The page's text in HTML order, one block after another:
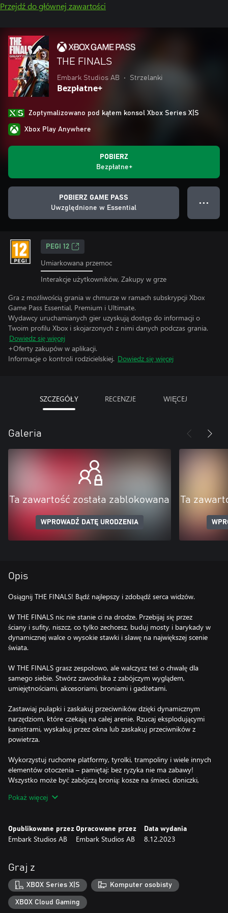
Przejdź do głównej zawartości
THE FINALS
Embark Studios AB • Strzelanki
Bezpłatne+
Zoptymalizowano pod kątem konsol Xbox Series X|S
Xbox Play Anywhere
POBIERZ
Bezpłatne+
POBIERZ GAME PASS
Uwzględnione w Essential
● ● ●
PEGI 12
Umiarkowana przemoc
Interakcje użytkowników, Zakupy w grze
Gra z możliwością grania w chmurze w ramach subskrypcji Xbox
Game Pass Essential, Premium i Ultimate.
Wydawcy uruchamianych gier uzyskują dostęp do informacji o
Twoim profilu Xbox i skojarzonych z nimi danych podczas grania.
Dowiedz się więcej
+Oferty zakupów w aplikacji.
Informacje o kontroli rodzicielskiej. Dowiedz się więcej
SZCZEGÓŁY RECENZJE WIĘCEJ
Galeria
Ta zawartość została zablokowana
WPROWADŹ DATĘ URODZENIA
Ta
Opis
Osiągnij THE FINALS! Bądź najlepszy i zdobądź serca widzów.
W THE FINALS nic nie stanie ci na drodze. Przebijaj się przez
ściany i sufity, niszcz, co tylko zechcesz, buduj mosty i barykady w
dynamicznej walce o wysokie stawki i sławę na największej scenie
świata.
W THE FINALS grasz zespołowo, ale walczysz też o chwałę dla
samego siebie. Stwórz zawodnika z zabójczym wyglądem,
umiejętnościami, akcesoriami, broniami i gadżetami.
Zastawiaj pułapki i zaskakuj przeciwników dzięki dynamicznym
narzędziom, które czekają na całej arenie. Rzucaj eksplodującymi
kanistrami, wyskakuj przez okna lub zaskakuj przeciwników z
powietrza.
Wykorzystuj ruchome platformy, tyrolki, trampoliny i wiele innych
elementów otoczenia – pamiętaj: bez ryzyka nie ma zabawy!
Wszystko może być zabójczą bronią: kosze na śmieci, doniczki,
Pokaż więcej
Opublikowane przez
Embark Studios AB
Opracowane przez
Embark Studios AB
Data wydania
8.12.2023
Graj z
XBOX Series X|S Komputer osobisty
XBOX Cloud Gaming